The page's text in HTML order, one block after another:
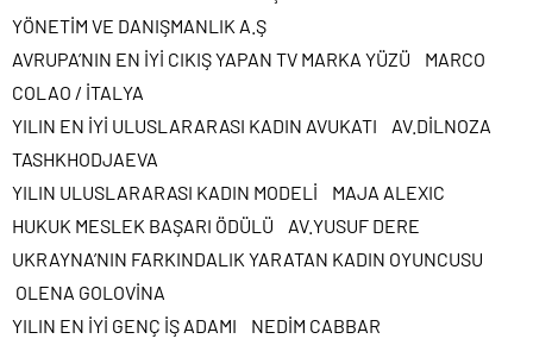
YÖNETİM VE DANIŞMANLIK A.Ş
AVRUPA’NIN EN İYİ CIKIŞ YAPAN TV MARKA YÜZÜ MARCO
COLAO / İTALYA
YILIN EN İYİ ULUSLARARASI KADIN AVUKATI AV.DİLNOZA
TASHKHODJAEVA
YILIN ULUSLARARASI KADIN MODELİ MAJA ALEXIC
HUKUK MESLEK BAŞARI ÖDÜLÜ AV.YUSUF DERE
UKRAYNA’NIN FARKINDALIK YARATAN KADIN OYUNCUSU
OLENA GOLOVİNA
YILIN EN İYİ GENÇ İŞ ADAMI NEDİM CABBAR